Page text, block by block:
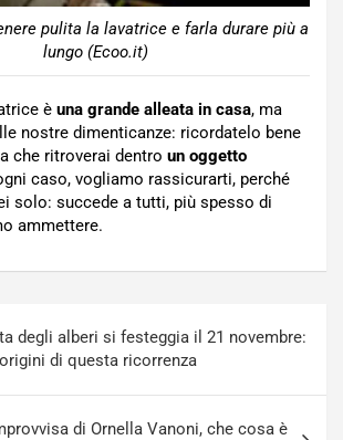
pulita la lavatrice e farla durare più a
lungo (Ecoo.it)
è una grande alleata in casa, ma
nostre dimenticanze: ricordatelo bene
che ritroverai dentro un oggetto
caso, vogliamo rassicurarti, perché
solo: succede a tutti, più spesso di
ammettere.
degli alberi si festeggia il 21 novembre:
di questa ricorrenza
di Ornella Vanoni, che cosa è